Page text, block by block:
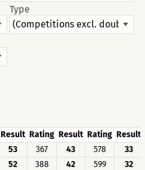
Type
Result Rating Result Rating Result
53 367 43 578
33
52 388 42 599
32